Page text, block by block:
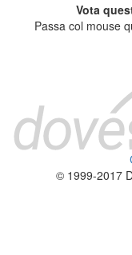
Vota
Passa col mouse
© 1999-2017